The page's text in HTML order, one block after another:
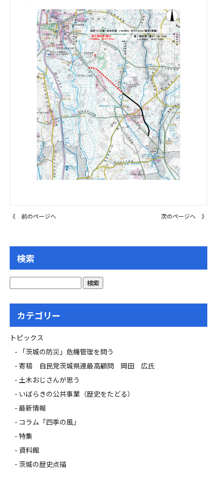
《 前のページへ 次のページへ 》
検索
カテゴリー
トピックス
「茨城の防災」危機管理を問う
寄稿 自民党茨城県連最高顧問 岡田 広氏
土木おじさんが思う
いばらきの公共事業（歴史をたどる）
最新情報
コラム「四季の風」
特集
資料館
茨城の歴史点描